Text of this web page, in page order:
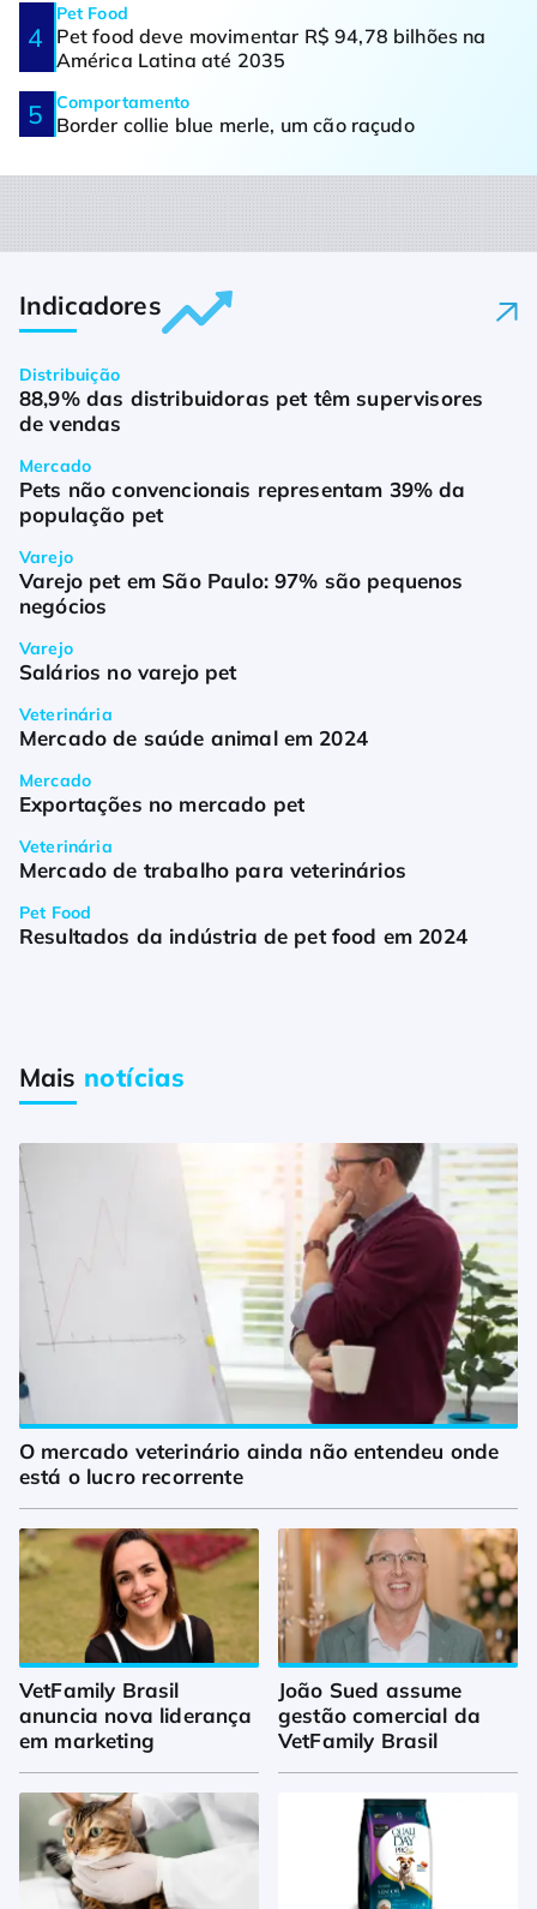
Pet Food
Pet food deve movimentar R$ 94,78 bilhões na
América Latina até 2035
Comportamento
Border collie blue merle, um cão raçudo
Indicadores
Distribuição
88,9% das distribuidoras pet têm supervisores
de vendas
Mercado
Pets não convencionais representam 39% da
população pet
Varejo
Varejo pet em São Paulo: 97% são pequenos
negócios
Varejo
Salários no varejo pet
Veterinária
Mercado de saúde animal em 2024
Mercado
Exportações no mercado pet
Veterinária
Mercado de trabalho para veterinários
Pet Food
Resultados da indústria de pet food em 2024
Mais notícias
O mercado veterinário ainda não entendeu onde
está o lucro recorrente
VetFamily Brasil
anuncia nova liderança
em marketing
João Sued assume
gestão comercial da
VetFamily Brasil